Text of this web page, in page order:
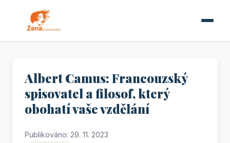
Albert Camus: Francouzský
spisovatel a filosof, který
obohatí vaše vzdělání
Publikováno: 29. 11. 2023